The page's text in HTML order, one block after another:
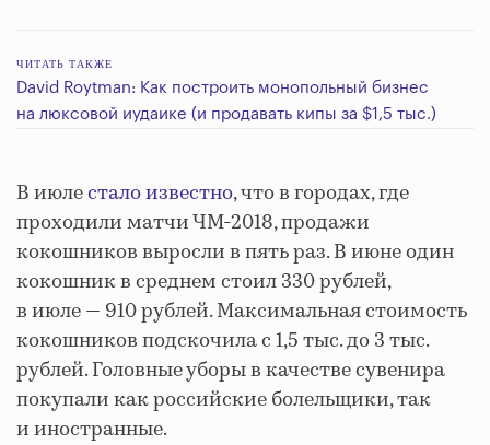
ЧИТАТЬ ТАКЖЕ
David Roytman: Как построить монопольный бизнес
на люксовой иудаике (и продавать кипы за $1,5 тыс.)
В июлестало известно, что в городах, где
проходили матчи ЧМ-2018, продажи
кокошников выросли в пять раз. В июне один
кокошник в среднем стоил 330 рублей,
в июле — 910 рублей. Максимальная стоимость
кокошников подскочила с 1,5 тыс. до 3 тыс.
рублей. Головные уборы в качестве сувенира
покупали как российские болельщики, так
и иностранные.